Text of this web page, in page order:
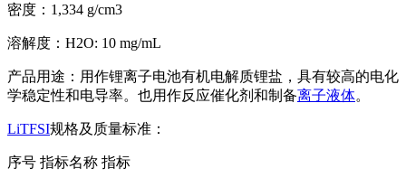
密度：1,334 g/cm3
溶解度：H2O: 10 mg/mL
产品用途：用作锂离子电池有机电解质锂盐，具有较高的电化
学稳定性和电导率。也用作反应催化剂和制备离子液体。
LiTFSI规格及质量标准：
序号 指标名称 指标